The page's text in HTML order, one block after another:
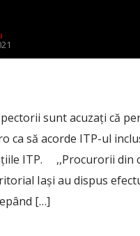
sunt acuzați că
ca să acorde ITP-ul
ITP. ,,Procurorii din
Iași au dispus
[…]